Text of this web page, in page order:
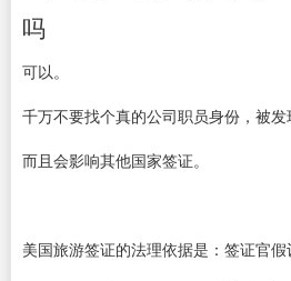
吗
可以。
千万不要找个真的公司职员身份，被发
而且会影响其他国家签证。
美国旅游签证的法理依据是：签证官